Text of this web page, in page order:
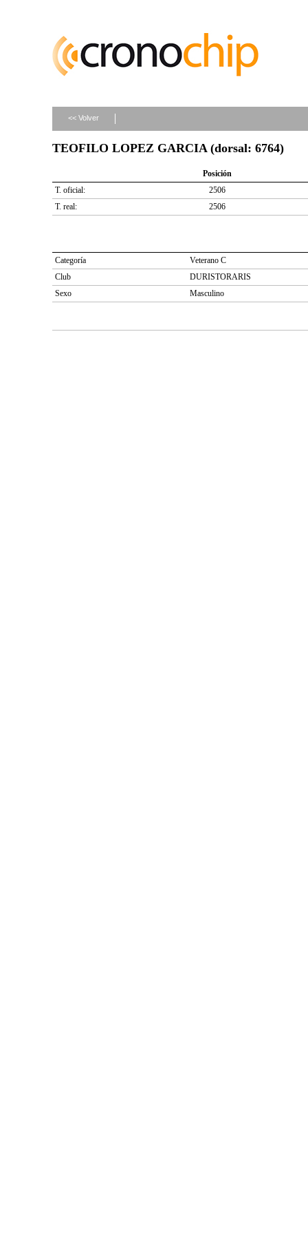
<< Volver
TEOFILO LOPEZ GARCIA (dorsal: 6764)
Posición
T. oficial:
2506
T. real:
2506
Categoría
Veterano C
Club
DURISTORARIS
Sexo
Masculino